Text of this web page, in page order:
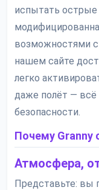
испытать острые
возможностями
нашем сайте
легко
даже полёт — всё
безопасности.
Почему Granny
Атмосфера,
Представьте: вы